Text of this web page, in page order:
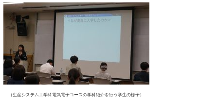
（生産システム工学科電気電子コースの学科紹介を行う学生の様子）